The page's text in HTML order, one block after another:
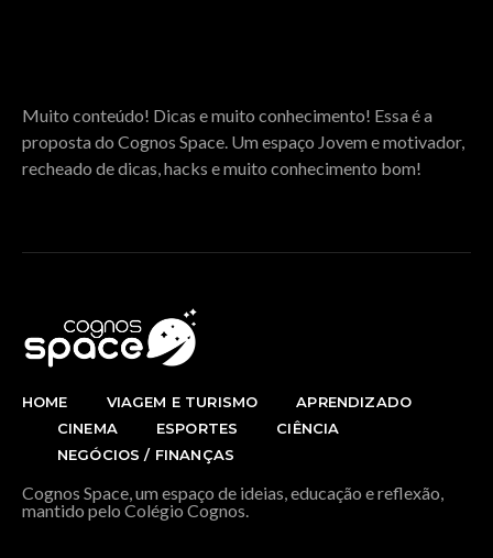
Muito conteúdo! Dicas e muito conhecimento! Essa é a
proposta do Cognos Space. Um espaço Jovem e motivador,
recheado de dicas, hacks e muito conhecimento bom!
HOME VIAGEM E TURISMO
APRENDIZADO
CINEMA
ESPORTES
CIÊNCIA
NEGÓCIOS / FINANÇAS
Cognos Space, um espaço de ideias, educação e reflexão,
mantido pelo Colégio Cognos.